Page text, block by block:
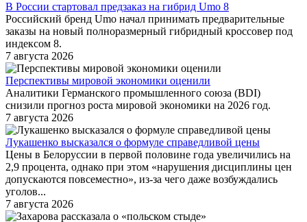
В России стартовал предзаказ на гибрид Umo 8
Российский бренд Umo начал принимать предварительные
заказы на новый полноразмерный гибридный кроссовер под
индексом 8.
7 августа 2026
Перспективы мировой экономики оценили
Аналитики Германского промышленного союза (BDI)
снизили прогноз роста мировой экономики на 2026 год.
7 августа 2026
Лукашенко высказался о формуле справедливой цены
Цены в Белоруссии в первой половине года увеличились на
2,9 процента, однако при этом «нарушения дисциплины цен
допускаются повсеместно», из-за чего даже возбуждались
уголов...
7 августа 2026